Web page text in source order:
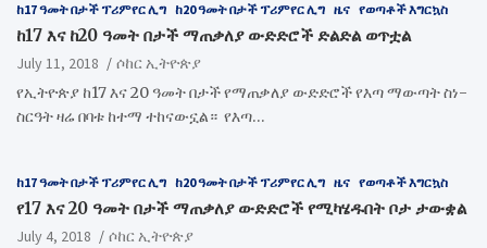
ከ17 ዓመት በታች ፕሪምየር ሊግ ከ20 ዓመት በታች ፕሪምየር ሊግ ዜና የወጣቶች እግርኳስ
ከ17 እና ከ20 ዓመት በታች ማጠቃለያ ውድድሮች ድልድል ወጥቷል
July 11, 2018
ሶከር ኢትዮጵያ
የኢትዮጵያ ከ17 እና 20 ዓመት በታች የማጠቃለያ ውድድሮች የእጣ ማውጣት ስነ-
ስርዓት ዛሬ በባቱ ከተማ ተከናውኗል። የእጣ…
ከ17 ዓመት በታች ፕሪምየር ሊግ ከ20 ዓመት በታች ፕሪምየር ሊግ ዜና የወጣቶች እግርኳስ
የ17 እና 20 ዓመት በታች ማጠቃለያ ውድድሮች የሚካሄዱበት ቦታ ታውቋል
July 4, 2018
ሶከር ኢትዮጵያ